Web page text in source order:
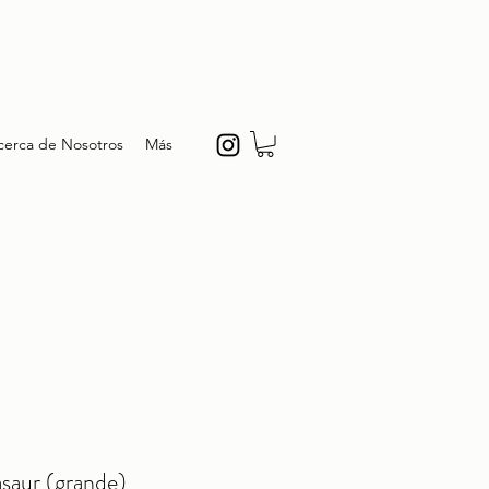
de Nosotros Más
(grande)